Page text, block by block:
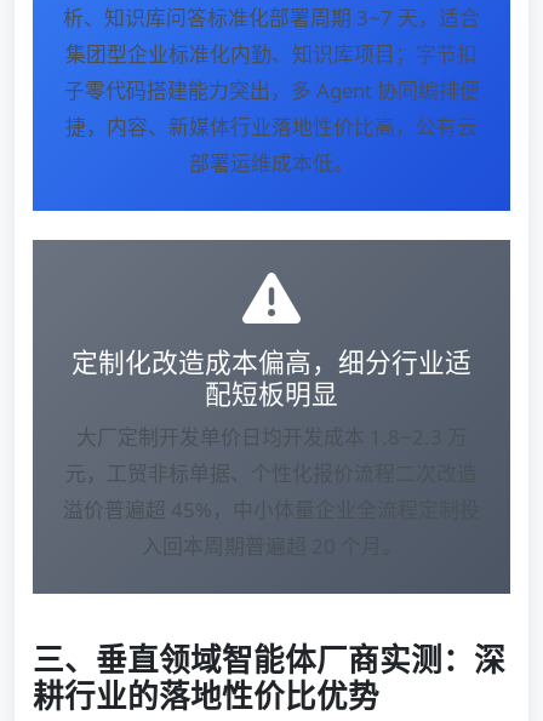
析、知识库问答标准化部署周期 3~7 天，适合
集团型企业标准化内勤、知识库项目；字节扣
子零代码搭建能力突出，多 Agent 协同编排便
捷，内容、新媒体行业落地性价比高，公有云
部署运维成本低。
定制化改造成本偏高，细分行业适
配短板明显
大厂定制开发单价日均开发成本 1.8~2.3 万
元，工贸非标单据、个性化报价流程二次改造
溢价普遍超 45%，中小体量企业全流程定制投
入回本周期普遍超 20 个月。
三、垂直领域智能体厂商实测：深
耕行业的落地性价比优势